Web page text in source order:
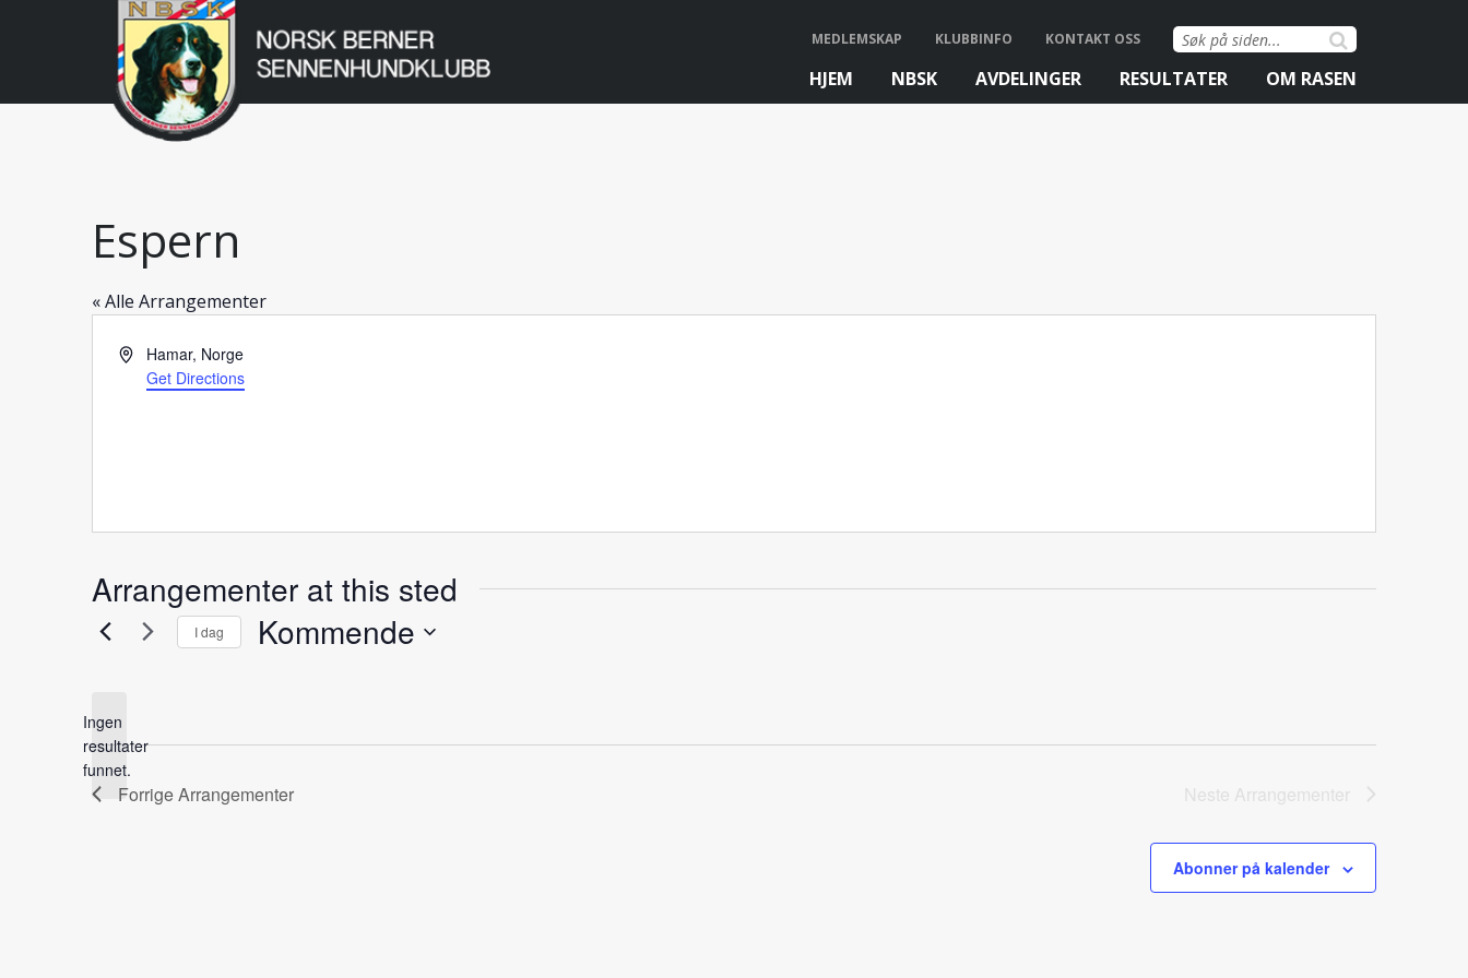
Norsk
Berner
Søk
etter:
MEDLEMSKAP KLUBBINFO KONTAKT OSS
HJEM NBSK AVDELINGER RESULTATER OM RASEN
Espern
« Alle Arrangementer
Address
Hamar, Norge
Get Directions
Arrangementer at this sted
Notice
Ingen
resultater
funnet.
I dag Kommende
ForrigeArrangementer Neste Arrangementer
Abonner på kalender